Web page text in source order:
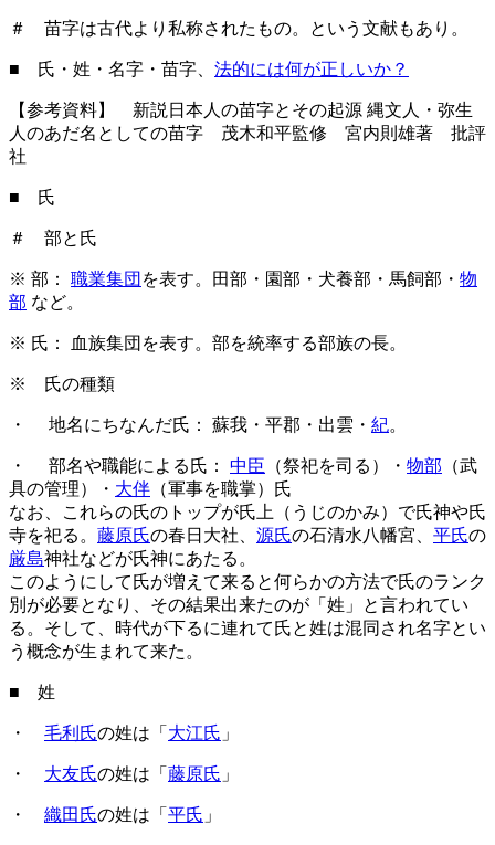
＃ 苗字は古代より私称されたもの。という文献もあり。
■ 氏・姓・名字・苗字、 法的には何が正しいか？
【参考資料】 新説日本人の苗字とその起源 縄文人・弥生
人のあだ名としての苗字 茂木和平監修 宮内則雄著 批評
社
■ 氏
＃ 部と氏
※ 部： 職業集団 を表す。田部・園部・犬養部・馬飼部・ 物
部 など。
※ 氏： 血族集団を表す。部を統率する部族の長。
※ 氏の種類
・ 地名にちなんだ氏： 蘇我・平郡・出雲・ 紀。
・ 部名や職能による氏： 中臣 （祭祀を司る）・ 物部 （武
具の管理）・ 大伴 （軍事を職掌）氏
なお、これらの氏のトップが氏上（うじのかみ）で氏神や氏
寺を祀る。 藤原氏の春日大社、 源氏の石清水八幡宮、 平氏の
厳島神社などが氏神にあたる。
このようにして氏が増えて来ると何らかの方法で氏のランク
別が必要となり、その結果出来たのが「姓」と言われてい
る。そして、時代が下るに連れて氏と姓は混同され名字とい
う概念が生まれて来た。
■ 姓
・ 毛利氏の姓は「 大江氏 」
・ 大友氏の姓は「 藤原氏 」
・ 織田氏の姓は「 平氏 」